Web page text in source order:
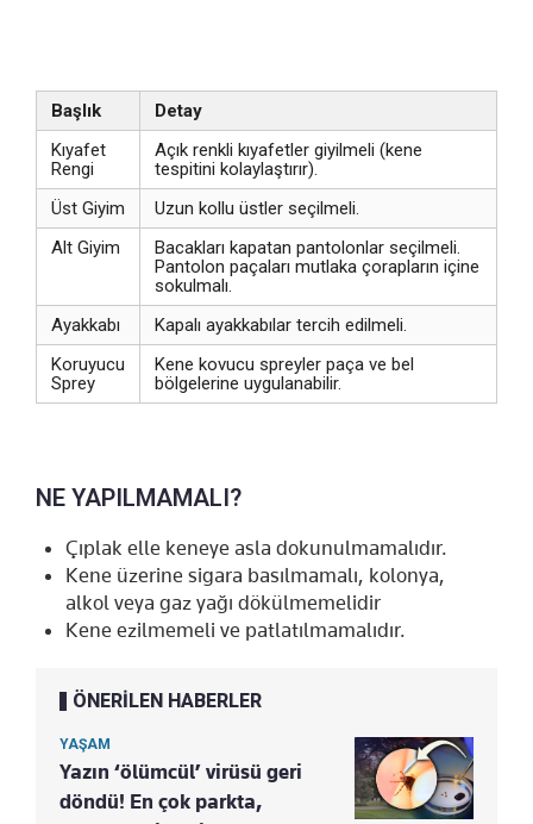
Başlık
Detay
Kıyafet
Rengi
Açık renkli kıyafetler giyilmeli (kene
tespitini kolaylaştırır).
Üst Giyim
Uzun kollu üstler seçilmeli.
Alt Giyim
Bacakları kapatan pantolonlar seçilmeli.
Pantolon paçaları mutlaka çorapların içine
sokulmalı.
Ayakkabı
Kapalı ayakkabılar tercih edilmeli.
Koruyucu
Sprey
Kene kovucu spreyler paça ve bel
bölgelerine uygulanabilir.
NE YAPILMAMALI?
Çıplak elle keneye asla dokunulmamalıdır.
Kene üzerine sigara basılmamalı, kolonya,
alkol veya gaz yağı dökülmemelidir
Kene ezilmemeli ve patlatılmamalıdır.
ÖNERİLEN HABERLER
YAŞAM
Yazın ‘ölümcül’ virüsü geri
döndü! En çok parkta,